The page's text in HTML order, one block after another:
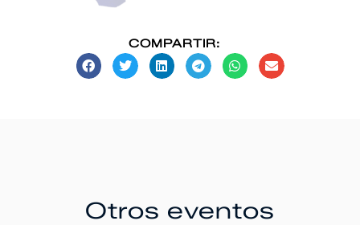
COMPARTIR:
Otros eventos